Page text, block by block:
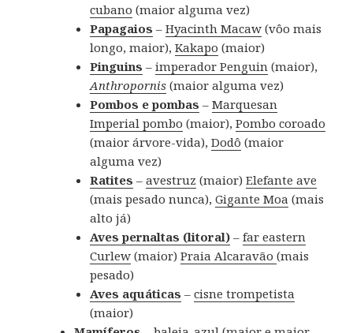
cubano (maior alguma vez)
Papagaios –Hyacinth Macaw (vôo mais
longo, maior),Kakapo (maior)
Pinguins –imperador Penguin (maior),
Anthropornis (maior alguma vez)
Pombos e pombas –Marquesan
Imperial pombo (maior),Pombo coroado
(maior árvore-vida),Dodô (maior
alguma vez)
Ratites –avestruz (maior)Elefante ave
(mais pesado nunca),Gigante Moa (mais
alto já)
Aves pernaltas (litoral) –far eastern
Curlew (maior)Praia Alcaravão(mais
pesado)
Aves aquáticas –cisne trompetista
(maior)